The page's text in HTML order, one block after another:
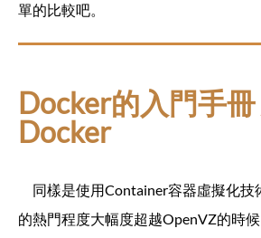
單的比較吧。
Docker的入門手
Docker
同樣是使用Container容器虛擬化技
的熱門程度大幅度超越OpenVZ的時